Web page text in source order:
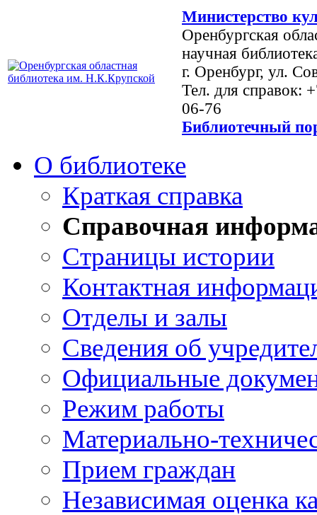
Министерство
Оренбургская
научная
г. Оренбург, ул.
Тел. для справок:
06-76
Библиотечный
О библиотеке
Краткая справка
Справочная
Страницы истории
Контактная
Отделы и залы
Сведения об
Официальные
Режим работы
Материально-
Прием граждан
Независимая оценка